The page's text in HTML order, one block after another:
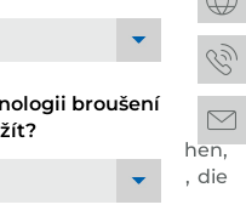
broušení
Am 06. April
Bereichen,
mit ihren Eltern, die